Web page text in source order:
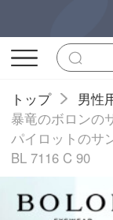
トップ
男性
暴竜のボロンの
パイロットのサ
BL 7116 C 90